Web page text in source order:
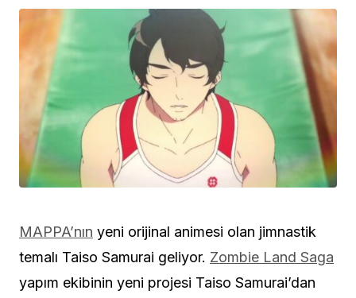
MAPPA’nın yeni orijinal animesi olan jimnastik
temalı Taiso Samurai geliyor. Zombie Land Saga
yapım ekibinin yeni projesi Taiso Samurai’dan